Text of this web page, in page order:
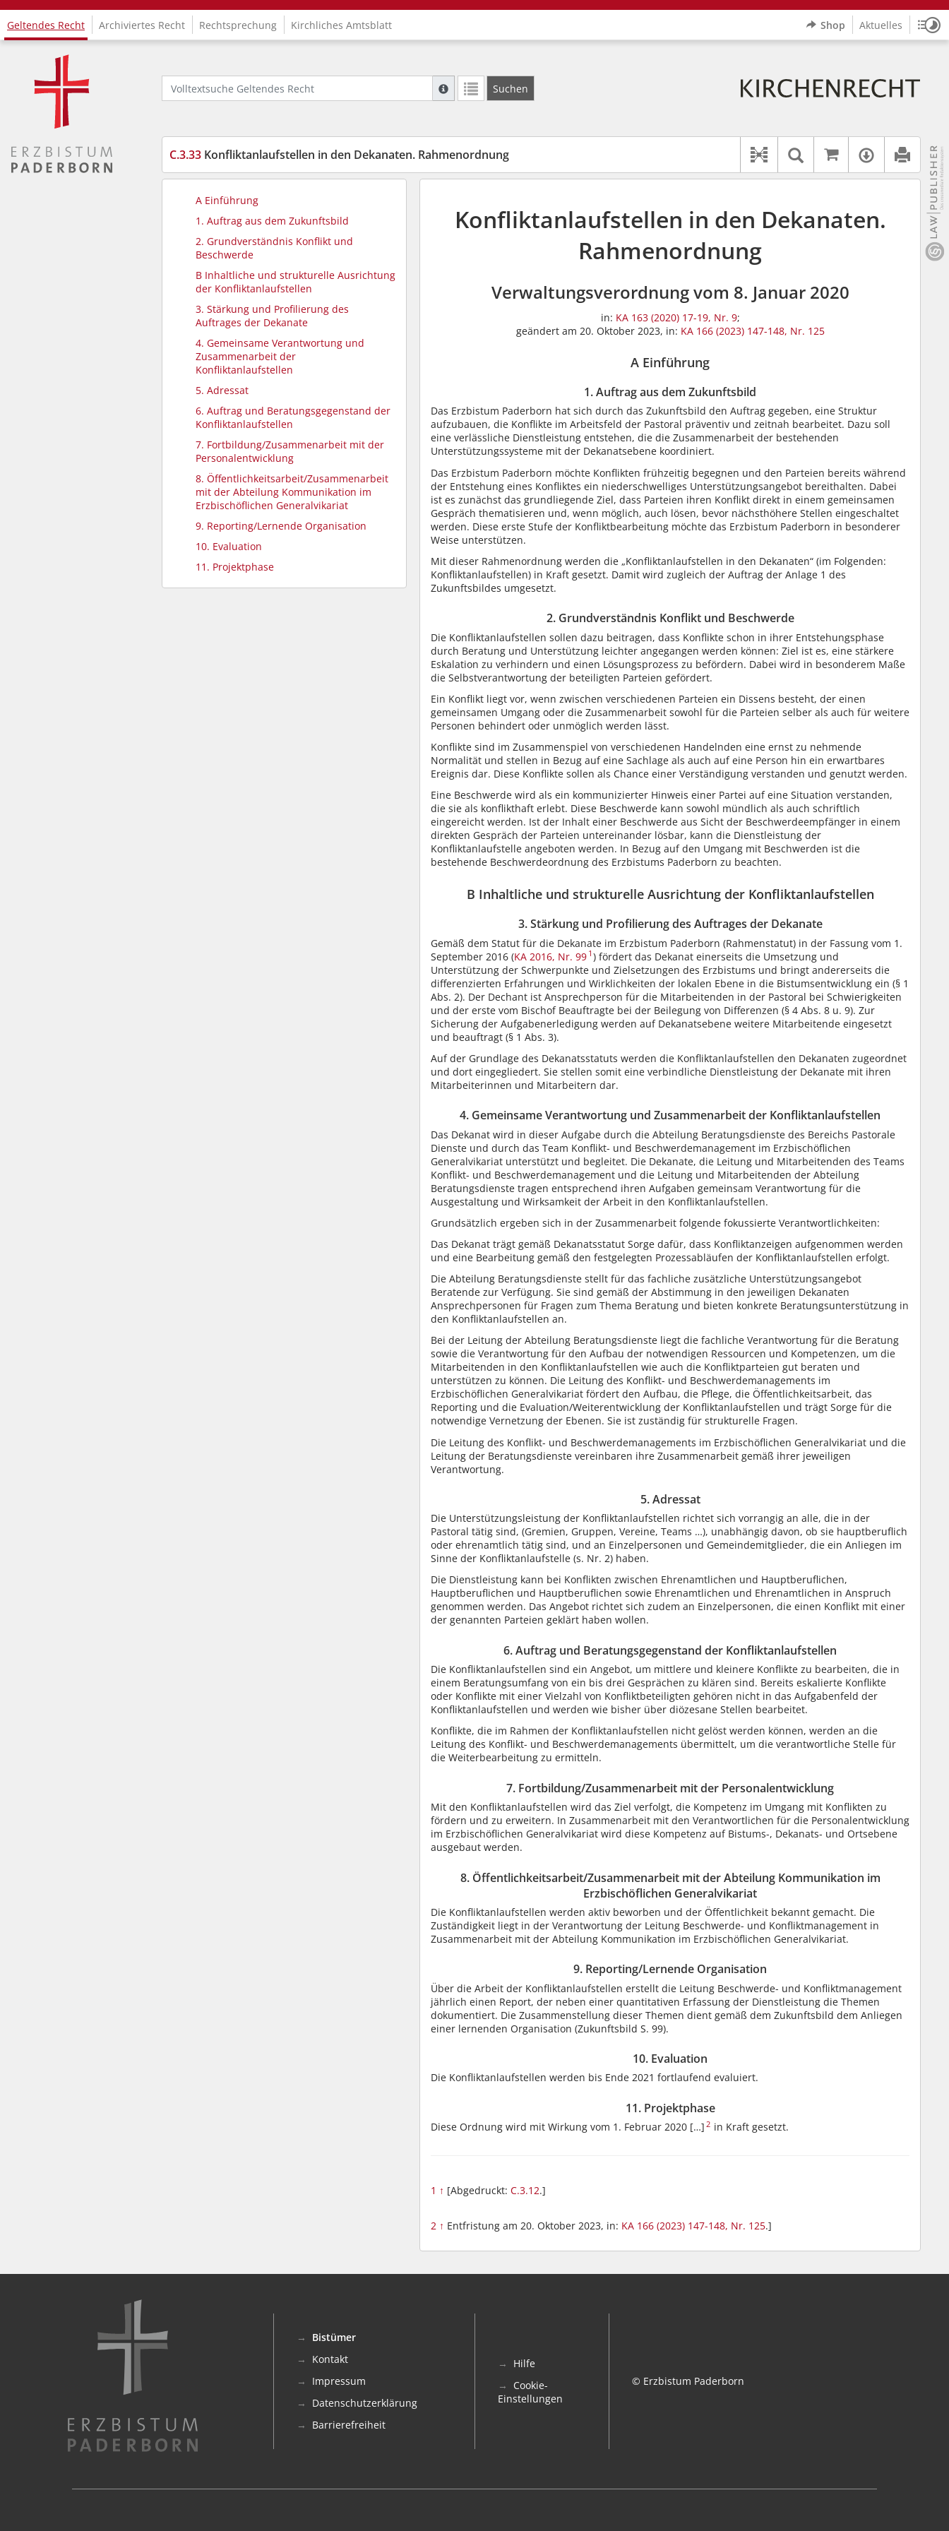
Logo Fachinformationssystem Kirchenrecht
Geltendes Recht Archiviertes Recht Rechtsprechung Kirchliches Amtsblatt Shop Aktuelles
Volltextsuche Geltendes Recht
Suche mit Platzhalter "*", Bsp. Pfarrer*, findet auch: "Pfarrerinitiative" oder "Pfarrerausschuss".
Suchen
C.3.33 Konfliktanlaufstellen in den Dekanaten. Rahmenordnung
Dokument-Beziehungen
Textsuche im
Auf
A Einführung
1. Auftrag aus dem Zukunftsbild
2. Grundverständnis Konflikt und
Beschwerde
B Inhaltliche und strukturelle Ausrichtung
der Konfliktanlaufstellen
3. Stärkung und Profilierung des
Auftrages der Dekanate
4. Gemeinsame Verantwortung und
Zusammenarbeit der
Konfliktanlaufstellen
5. Adressat
6. Auftrag und Beratungsgegenstand der
Konfliktanlaufstellen
7. Fortbildung/Zusammenarbeit mit der
Personalentwicklung
8. Öffentlichkeitsarbeit/Zusammenarbeit
mit der Abteilung Kommunikation im
Erzbischöflichen Generalvikariat
9. Reporting/Lernende Organisation
10. Evaluation
11. Projektphase
Konfliktanlaufstellen in den Dekanaten.
Rahmenordnung
Verwaltungsverordnung vom 8. Januar 2020
in: KA 163 (2020) 17-19, Nr. 9;
geändert am 20. Oktober 2023, in: KA 166 (2023) 147-148, Nr. 125
A Einführung
1. Auftrag aus dem Zukunftsbild
Das Erzbistum Paderborn hat sich durch das Zukunftsbild den Auftrag gegeben, eine Struktur
aufzubauen, die Konflikte im Arbeitsfeld der Pastoral präventiv und zeitnah bearbeitet. Dazu soll
eine verlässliche Dienstleistung entstehen, die die Zusammenarbeit der bestehenden
Unterstützungssysteme mit der Dekanatsebene koordiniert.
Das Erzbistum Paderborn möchte Konflikten frühzeitig begegnen und den Parteien bereits während
der Entstehung eines Konfliktes ein niederschwelliges Unterstützungsangebot bereithalten. Dabei
ist es zunächst das grundliegende Ziel, dass Parteien ihren Konflikt direkt in einem gemeinsamen
Gespräch thematisieren und, wenn möglich, auch lösen, bevor nächsthöhere Stellen eingeschaltet
werden. Diese erste Stufe der Konfliktbearbeitung möchte das Erzbistum Paderborn in besonderer
Weise unterstützen.
Mit dieser Rahmenordnung werden die „Konfliktanlaufstellen in den Dekanaten“ (im Folgenden:
Konfliktanlaufstellen) in Kraft gesetzt. Damit wird zugleich der Auftrag der Anlage 1 des
Zukunftsbildes umgesetzt.
2. Grundverständnis Konflikt und Beschwerde
Die Konfliktanlaufstellen sollen dazu beitragen, dass Konflikte schon in ihrer Entstehungsphase
durch Beratung und Unterstützung leichter angegangen werden können: Ziel ist es, eine stärkere
Eskalation zu verhindern und einen Lösungsprozess zu befördern. Dabei wird in besonderem Maße
die Selbstverantwortung der beteiligten Parteien gefördert.
Ein Konflikt liegt vor, wenn zwischen verschiedenen Parteien ein Dissens besteht, der einen
gemeinsamen Umgang oder die Zusammenarbeit sowohl für die Parteien selber als auch für weitere
Personen behindert oder unmöglich werden lässt.
Konflikte sind im Zusammenspiel von verschiedenen Handelnden eine ernst zu nehmende
Normalität und stellen in Bezug auf eine Sachlage als auch auf eine Person hin ein erwartbares
Ereignis dar. Diese Konflikte sollen als Chance einer Verständigung verstanden und genutzt werden.
Eine Beschwerde wird als ein kommunizierter Hinweis einer Partei auf eine Situation verstanden,
die sie als konflikthaft erlebt. Diese Beschwerde kann sowohl mündlich als auch schriftlich
eingereicht werden. Ist der Inhalt einer Beschwerde aus Sicht der Beschwerdeempfänger in einem
direkten Gespräch der Parteien untereinander lösbar, kann die Dienstleistung der
Konfliktanlaufstelle angeboten werden. In Bezug auf den Umgang mit Beschwerden ist die
bestehende Beschwerdeordnung des Erzbistums Paderborn zu beachten.
B Inhaltliche und strukturelle Ausrichtung der Konfliktanlaufstellen
3. Stärkung und Profilierung des Auftrages der Dekanate
Gemäß dem Statut für die Dekanate im Erzbistum Paderborn (Rahmenstatut) in der Fassung vom 1.
September 2016 (KA 2016, Nr. 99 1 ) fördert das Dekanat einerseits die Umsetzung und
Unterstützung der Schwerpunkte und Zielsetzungen des Erzbistums und bringt andererseits die
differenzierten Erfahrungen und Wirklichkeiten der lokalen Ebene in die Bistumsentwicklung ein (§ 1
Abs. 2). Der Dechant ist Ansprechperson für die Mitarbeitenden in der Pastoral bei Schwierigkeiten
und der erste vom Bischof Beauftragte bei der Beilegung von Differenzen (§ 4 Abs. 8 u. 9). Zur
Sicherung der Aufgabenerledigung werden auf Dekanatsebene weitere Mitarbeitende eingesetzt
und beauftragt (§ 1 Abs. 3).
Auf der Grundlage des Dekanatsstatuts werden die Konfliktanlaufstellen den Dekanaten zugeordnet
und dort eingegliedert. Sie stellen somit eine verbindliche Dienstleistung der Dekanate mit ihren
Mitarbeiterinnen und Mitarbeitern dar.
4. Gemeinsame Verantwortung und Zusammenarbeit der Konfliktanlaufstellen
Das Dekanat wird in dieser Aufgabe durch die Abteilung Beratungsdienste des Bereichs Pastorale
Dienste und durch das Team Konflikt- und Beschwerdemanagement im Erzbischöflichen
Generalvikariat unterstützt und begleitet. Die Dekanate, die Leitung und Mitarbeitenden des Teams
Konflikt- und Beschwerdemanagement und die Leitung und Mitarbeitenden der Abteilung
Beratungsdienste tragen entsprechend ihren Aufgaben gemeinsam Verantwortung für die
Ausgestaltung und Wirksamkeit der Arbeit in den Konfliktanlaufstellen.
Grundsätzlich ergeben sich in der Zusammenarbeit folgende fokussierte Verantwortlichkeiten:
Das Dekanat trägt gemäß Dekanatsstatut Sorge dafür, dass Konfliktanzeigen aufgenommen werden
und eine Bearbeitung gemäß den festgelegten Prozessabläufen der Konfliktanlaufstellen erfolgt.
Die Abteilung Beratungsdienste stellt für das fachliche zusätzliche Unterstützungsangebot
Beratende zur Verfügung. Sie sind gemäß der Abstimmung in den jeweiligen Dekanaten
Ansprechpersonen für Fragen zum Thema Beratung und bieten konkrete Beratungsunterstützung in
den Konfliktanlaufstellen an.
Bei der Leitung der Abteilung Beratungsdienste liegt die fachliche Verantwortung für die Beratung
sowie die Verantwortung für den Aufbau der notwendigen Ressourcen und Kompetenzen, um die
Mitarbeitenden in den Konfliktanlaufstellen wie auch die Konfliktparteien gut beraten und
unterstützen zu können. Die Leitung des Konflikt- und Beschwerdemanagements im
Erzbischöflichen Generalvikariat fördert den Aufbau, die Pflege, die Öffentlichkeitsarbeit, das
Reporting und die Evaluation/Weiterentwicklung der Konfliktanlaufstellen und trägt Sorge für die
notwendige Vernetzung der Ebenen. Sie ist zuständig für strukturelle Fragen.
Die Leitung des Konflikt- und Beschwerdemanagements im Erzbischöflichen Generalvikariat und die
Leitung der Beratungsdienste vereinbaren ihre Zusammenarbeit gemäß ihrer jeweiligen
Verantwortung.
5. Adressat
Die Unterstützungsleistung der Konfliktanlaufstellen richtet sich vorrangig an alle, die in der
Pastoral tätig sind, (Gremien, Gruppen, Vereine, Teams …), unabhängig davon, ob sie hauptberuflich
oder ehrenamtlich tätig sind, und an Einzelpersonen und Gemeindemitglieder, die ein Anliegen im
Sinne der Konfliktanlaufstelle (s. Nr. 2) haben.
Die Dienstleistung kann bei Konflikten zwischen Ehrenamtlichen und Hauptberuflichen,
Hauptberuflichen und Hauptberuflichen sowie Ehrenamtlichen und Ehrenamtlichen in Anspruch
genommen werden. Das Angebot richtet sich zudem an Einzelpersonen, die einen Konflikt mit einer
der genannten Parteien geklärt haben wollen.
6. Auftrag und Beratungsgegenstand der Konfliktanlaufstellen
Die Konfliktanlaufstellen sind ein Angebot, um mittlere und kleinere Konflikte zu bearbeiten, die in
einem Beratungsumfang von ein bis drei Gesprächen zu klären sind. Bereits eskalierte Konflikte
oder Konflikte mit einer Vielzahl von Konfliktbeteiligten gehören nicht in das Aufgabenfeld der
Konfliktanlaufstellen und werden wie bisher über diözesane Stellen bearbeitet.
Konflikte, die im Rahmen der Konfliktanlaufstellen nicht gelöst werden können, werden an die
Leitung des Konflikt- und Beschwerdemanagements übermittelt, um die verantwortliche Stelle für
die Weiterbearbeitung zu ermitteln.
7. Fortbildung/Zusammenarbeit mit der Personalentwicklung
Mit den Konfliktanlaufstellen wird das Ziel verfolgt, die Kompetenz im Umgang mit Konflikten zu
fördern und zu erweitern. In Zusammenarbeit mit den Verantwortlichen für die Personalentwicklung
im Erzbischöflichen Generalvikariat wird diese Kompetenz auf Bistums-, Dekanats- und Ortsebene
ausgebaut werden.
8. Öffentlichkeitsarbeit/Zusammenarbeit mit der Abteilung Kommunikation im
Erzbischöflichen Generalvikariat
Die Konfliktanlaufstellen werden aktiv beworben und der Öffentlichkeit bekannt gemacht. Die
Zuständigkeit liegt in der Verantwortung der Leitung Beschwerde- und Konfliktmanagement in
Zusammenarbeit mit der Abteilung Kommunikation im Erzbischöflichen Generalvikariat.
9. Reporting/Lernende Organisation
Über die Arbeit der Konfliktanlaufstellen erstellt die Leitung Beschwerde- und Konfliktmanagement
jährlich einen Report, der neben einer quantitativen Erfassung der Dienstleistung die Themen
dokumentiert. Die Zusammenstellung dieser Themen dient gemäß dem Zukunftsbild dem Anliegen
einer lernenden Organisation (Zukunftsbild S. 99).
10. Evaluation
Die Konfliktanlaufstellen werden bis Ende 2021 fortlaufend evaluiert.
11. Projektphase
Diese Ordnung wird mit Wirkung vom 1. Februar 2020 […] 2 in Kraft gesetzt.
1 ↑ [Abgedruckt: C.3.12.]
2 ↑ Entfristung am 20. Oktober 2023, in: KA 166 (2023) 147-148, Nr. 125.]
Bistümer
Kontakt
Impressum
Datenschutzerklärung
Barrierefreiheit
Hilfe
Cookie-
Einstellungen
© Erzbistum Paderborn
wbv